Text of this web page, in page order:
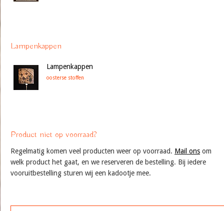
Lampenkappen
Lampenkappen
oosterse stoffen
Product niet op voorraad?
Regelmatig komen veel producten weer op voorraad. Mail ons om
welk product het gaat, en we reserveren de bestelling. Bij iedere
vooruitbestelling sturen wij een kadootje mee.